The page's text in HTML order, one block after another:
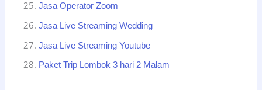
Jasa Operator Zoom
Jasa Live Streaming Wedding
Jasa Live Streaming Youtube
Paket Trip Lombok 3 hari 2 Malam